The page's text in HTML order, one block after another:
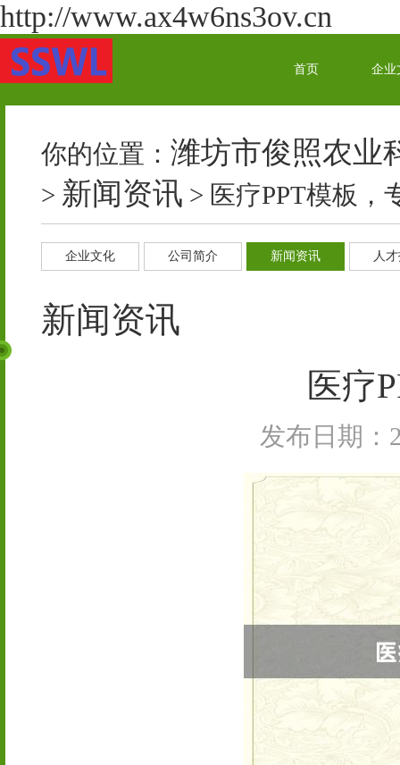
http://www.ax4w6ns3ov.cn
首页 企业
你的位置： 潍坊市俊照农业
> 新闻资讯 > 医疗PPT模板，
企业文化 公司简介 新闻资讯 人
新闻资讯
医疗
发布日期：